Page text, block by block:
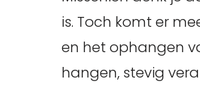
is. Toch komt er
en het ophangen
hangen, stevig